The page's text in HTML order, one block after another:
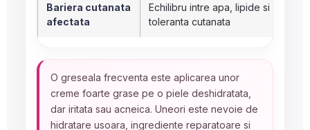
Bariera cutanata
afectata
Echilibru intre apa, lipide si
toleranta cutanata
O greseala frecventa este aplicarea unor
creme foarte grase pe o piele deshidratata,
dar iritata sau acneica. Uneori este nevoie de
hidratare usoara, ingrediente reparatoare si